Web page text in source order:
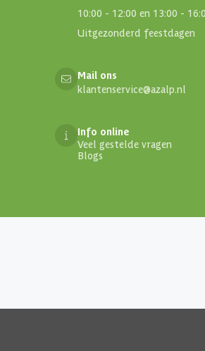
10:00 - 12:00 en 13:00 -
Uitgezonderd feestdagen
Mail ons
klantenservice@azalp.nl
Info online
Veel gestelde vragen
Blogs